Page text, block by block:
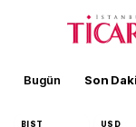
Bugün Son
BIST USD